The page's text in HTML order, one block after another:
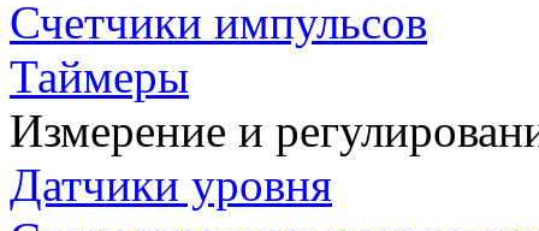
Счетчики импульсов
Таймеры
Измерение и
Датчики уровня